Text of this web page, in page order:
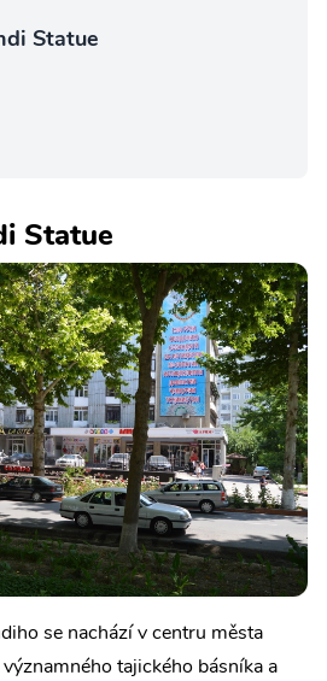
Statue
Statue
se nachází v centru města
tajického básníka a